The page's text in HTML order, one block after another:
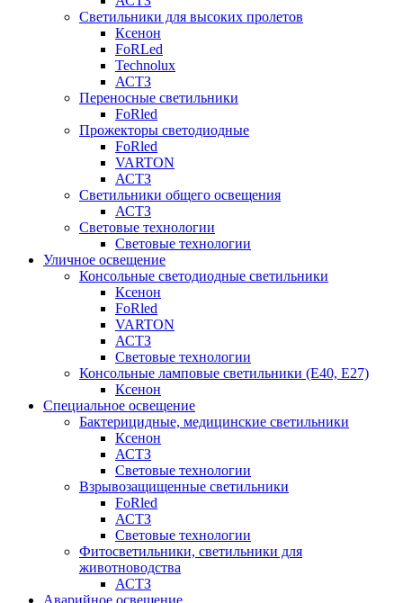
Светильники для высоких пролетов
Ксенон
FoRLed
Technolux
АСТЗ
Переносные светильники
FoRled
Прожекторы светодиодные
FoRled
VARTON
АСТЗ
Светильники общего освещения
АСТЗ
Световые технологии
Световые технологии
Уличное освещение
Консольные светодиодные светильники
Ксенон
FoRled
VARTON
АСТЗ
Световые технологии
Консольные ламповые светильники (Е40, Е27)
Ксенон
Специальное освещение
Бактерицидные, медицинские светильники
Ксенон
АСТЗ
Световые технологии
Взрывозащищенные светильники
FoRled
АСТЗ
Световые технологии
Фитосветильники, светильники для
животноводства
АСТЗ
Аварийное освещение